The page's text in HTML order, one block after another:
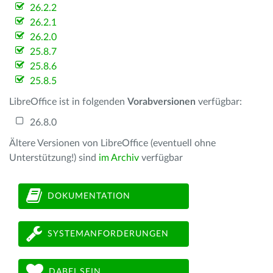
26.2.2
26.2.1
26.2.0
25.8.7
25.8.6
25.8.5
LibreOffice ist in folgenden Vorabversionen verfügbar:
26.8.0
Ältere Versionen von LibreOffice (eventuell ohne
Unterstützung!) sind im Archiv verfügbar
DOKUMENTATION
SYSTEMANFORDERUNGEN